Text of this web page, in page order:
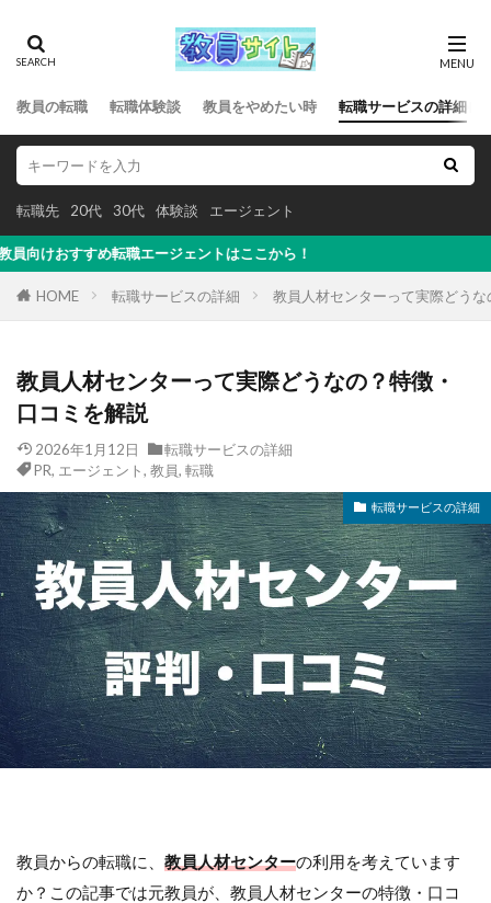
教員の転職 転職体験談 教員をやめたい時 転職サービスの詳細
転職先 20代 30代 体験談 エージェント
転職エージェントはここから！
HOME 転職サービスの詳細 教員人材センターって実際どう
教員人材センターって実際どうなの？特徴・
口コミを解説
2026年1月12日
転職サービスの詳細
PR, エージェント, 教員, 転職
転職サービスの詳細
教員からの転職に、 教員人材センターの利用を考えています
か？この記事では元教員が、教員人材センターの特徴・口コ